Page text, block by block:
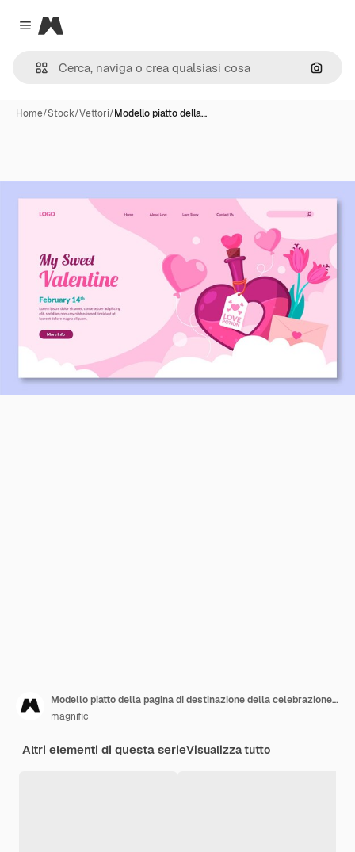
Close menu
Magnific
Cerca
Home/Stock/Vettori/Modello piatto della…
Modello piatto della pagina di destinazione della celebrazione di san valentino
magnific
Altri elementi di questa serieVisualizza tutto